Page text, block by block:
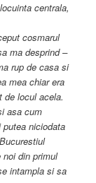
centrala,
cosmarul
ma desprind –
rup de casa si
mea chiar era
de locul acela.
asa cum
niciodata
din primul
intampla si sa